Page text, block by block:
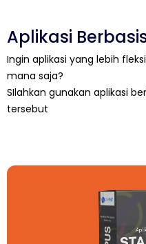
Aplikasi
Ingin aplikasi yang lebih
mana saja?
SIlahkan gunakan aplikasi
tersebut